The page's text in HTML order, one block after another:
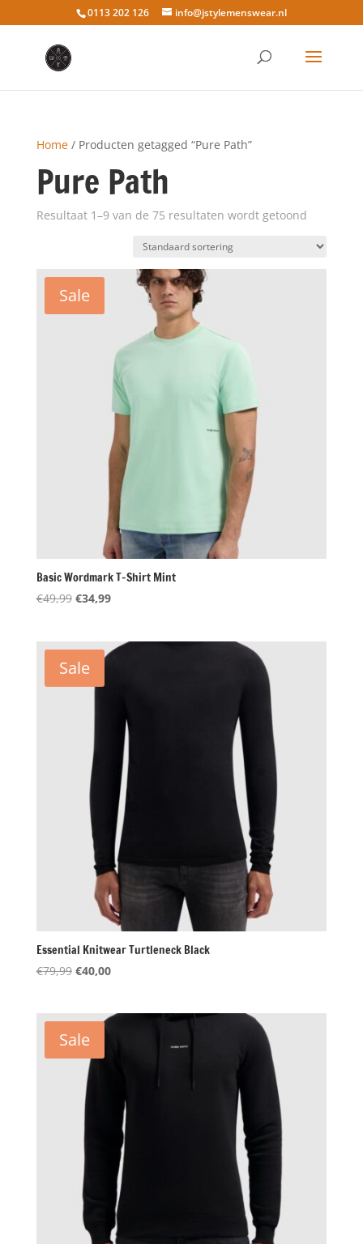
0113 202 126 info@jstylemenswear.nl
Home/ Producten getagged “Pure Path”
Pure Path
Resultaat 1–9 van de 75 resultaten wordt getoond
Sale
Basic Wordmark T-Shirt Mint
€49,99 Oorspronkelijke
€49,99.
€34,99Huidige
€34,99.
Sale
Essential Knitwear Turtleneck Black
€79,99 Oorspronkelijke
€79,99.
€40,00Huidige
Sale